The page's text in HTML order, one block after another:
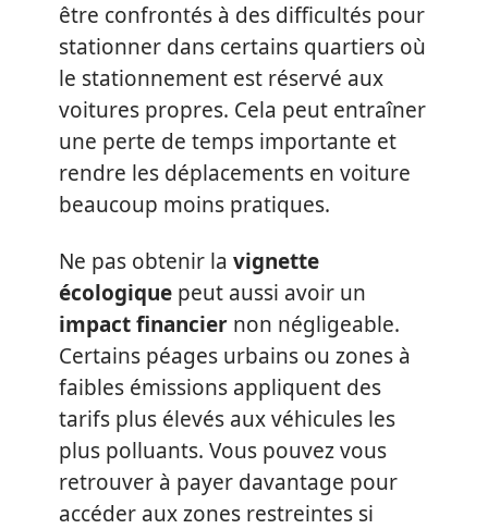
être confrontés à des difficultés pour
stationner dans certains quartiers où
le stationnement est réservé aux
voitures propres. Cela peut entraîner
une perte de temps importante et
rendre les déplacements en voiture
beaucoup moins pratiques.
Ne pas obtenir la vignette
écologique peut aussi avoir un
impact financier non négligeable.
Certains péages urbains ou zones à
faibles émissions appliquent des
tarifs plus élevés aux véhicules les
plus polluants. Vous pouvez vous
retrouver à payer davantage pour
accéder aux zones restreintes si